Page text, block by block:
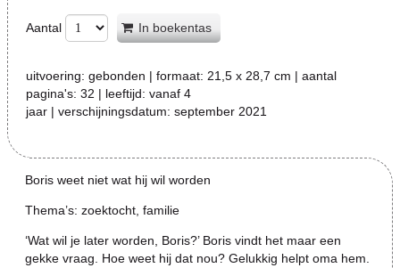
Aantal In boekentas
uitvoering: gebonden | formaat: 21,5 x 28,7 cm | aantal
pagina's: 32 | leeftijd: vanaf 4
jaar | verschijningsdatum: september 2021
Boris weet niet wat hij wil worden
Thema’s: zoektocht, familie
‘Wat wil je later worden, Boris?’ Boris vindt het maar een
gekke vraag. Hoe weet hij dat nou? Gelukkig helpt oma hem.